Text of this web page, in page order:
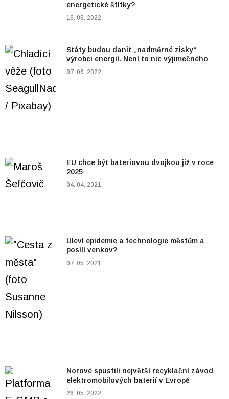
energetické štítky?
16. 03. 2022
Státy budou danit „nadměrné zisky“
výrobci energií. Není to nic výjimečného
07. 06. 2022
EU chce být bateriovou dvojkou již v roce
2025
04. 04. 2021
Uleví epidemie a technologie městům a
posílí venkov?
07. 05. 2021
Norové spustili největší recyklační závod
elektromobilových baterií v Evropě
26. 05. 2022